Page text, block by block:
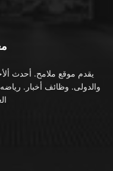
يقدم موقع ملامح. أحدث
والدولى. وظائف أخبار.